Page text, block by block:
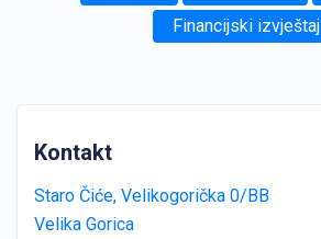
Financijski izvještaj
Kontakt
Staro Čiće, Velikogorička 0/BB
Velika Gorica